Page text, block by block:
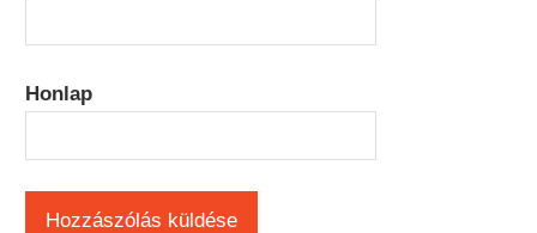
Honlap